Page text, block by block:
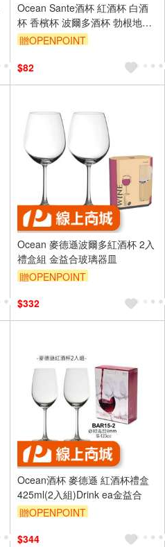
Ocean Sante酒杯 紅酒杯 白酒
杯 香檳杯 波爾多酒杯 勃根地酒
杯 桑迪無鉛玻璃杯 金益合玻璃
贈OPENPOINT
$82
Ocean 麥德遜波爾多紅酒杯 2入
禮盒組 金益合玻璃器皿
贈OPENPOINT
$332
Ocean酒杯 麥德遜 紅酒杯禮盒
425ml(2入組)Drink ea金益合
贈OPENPOINT
$344